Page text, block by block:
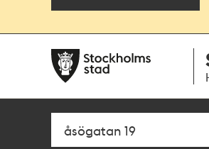
navigationen
huvudinnehållet
SökFritextsök